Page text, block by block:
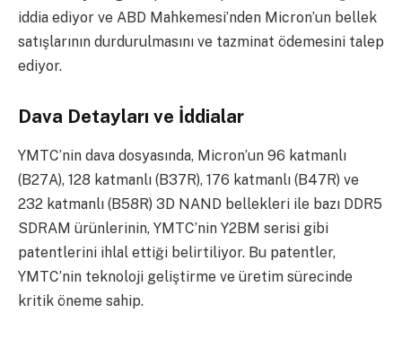
iddia ediyor ve ABD Mahkemesi’nden Micron’un bellek
satışlarının durdurulmasını ve tazminat ödemesini talep
ediyor.
Dava Detayları ve İddialar
YMTC’nin dava dosyasında, Micron’un 96 katmanlı
(B27A), 128 katmanlı (B37R), 176 katmanlı (B47R) ve
232 katmanlı (B58R) 3D NAND bellekleri ile bazı DDR5
SDRAM ürünlerinin, YMTC’nin Y2BM serisi gibi
patentlerini ihlal ettiği belirtiliyor. Bu patentler,
YMTC’nin teknoloji geliştirme ve üretim sürecinde
kritik öneme sahip.